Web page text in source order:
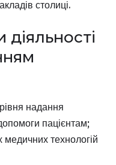
столиці.
надання
пацієнтам;
технологій